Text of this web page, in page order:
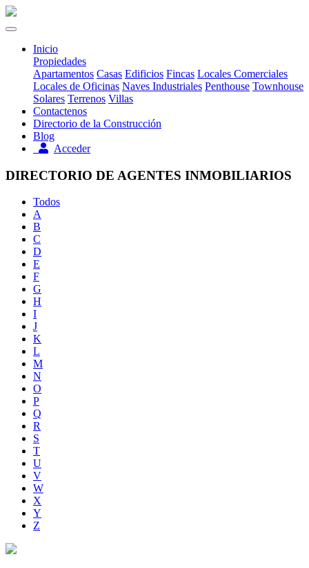
Inicio
Propiedades
Apartamentos Casas Edificios Fincas Locales Comerciales
Locales de Oficinas Naves Industriales Penthouse Townhouse
Solares Terrenos Villas
Contactenos
Directorio de la Construcción
Blog
Acceder
DIRECTORIO DE AGENTES INMOBILIARIOS
Todos
A
B
C
D
E
F
G
H
I
J
K
L
M
N
O
P
Q
R
S
T
U
V
W
X
Y
Z